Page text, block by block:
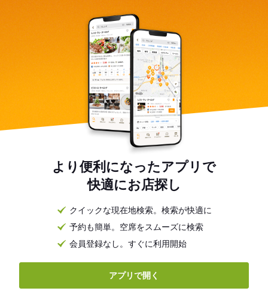
より便利になったアプリで
快適にお店探し
クイックな現在地検索。検索が快適に
予約も簡単。空席をスムーズに検索
会員登録なし。すぐに利用開始
アプリで開く